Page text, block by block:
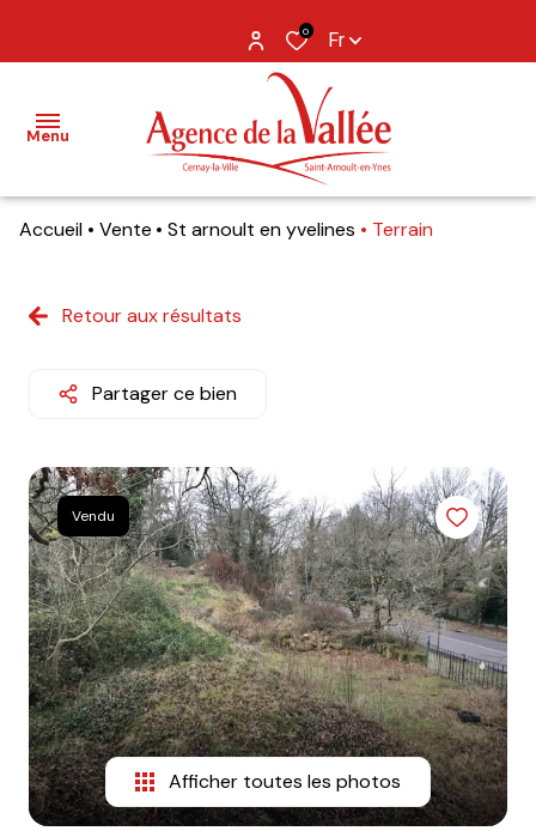
0 Fr
Menu
NOS
AGENCES
CONTACT
Accueil Vente St arnoult en yvelines Terrain
Retour aux résultats
Partager ce bien
Vendu
Afficher toutes les photos